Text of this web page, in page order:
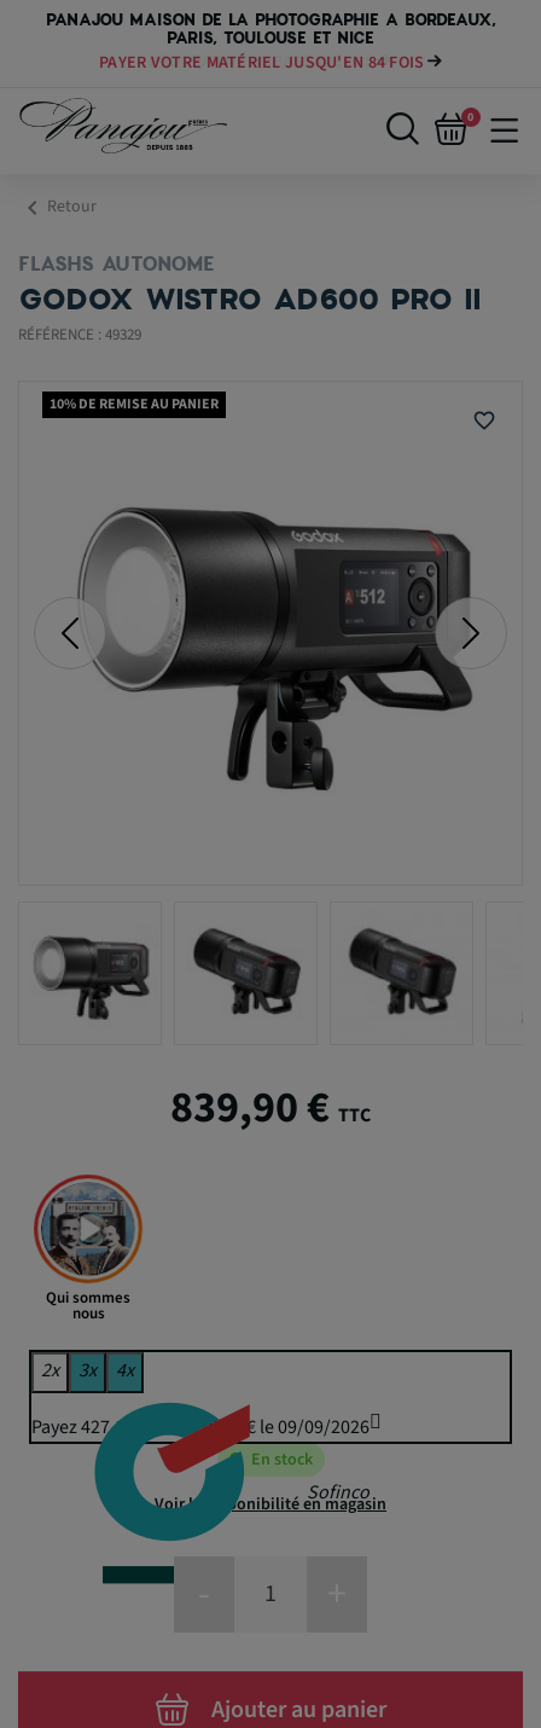
PANAJOU MAISON DE LA PHOTOGRAPHIE A BORDEAUX,
PARIS, TOULOUSE ET NICE
PAYER VOTRE MATÉRIEL JUSQU'EN 84 FOIS
0
chevron_left Retour
FLASHS AUTONOME
GODOX WISTRO AD600 PRO II
RÉFÉRENCE : 49329
10% DE REMISE AU PANIER
favorite_border
839,90 € TTC
Qui sommes
nous
Sofinco
2x 3x 4x
Payez 427,17 € puis 419,95 € le 09/09/2026
En stock
Voir la disponibilité en magasin
Ajouter au panier